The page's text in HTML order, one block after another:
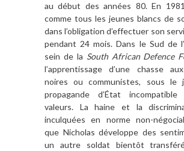
au début des années 80. En
comme tous les jeunes blancs de
dans l’obligation d’effectuer son
pendant 24 mois. Dans le Sud de
sein de la South African Defence
l’apprentissage d’une chasse
noires ou communistes, sous le
propagande d’État
valeurs. La haine et la
inculquées en norme non-
que Nicholas développe des
un autre soldat bientôt